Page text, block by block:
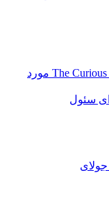
دانلود فیلم The Curious Case of Dolphin Bay 2022 مورد